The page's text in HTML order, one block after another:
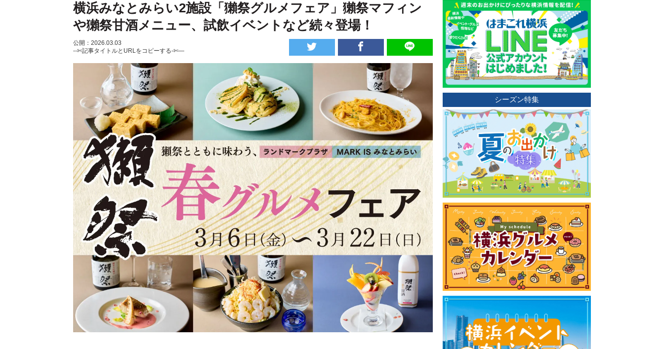
横浜みなとみらい2施設「獺祭グルメフェア」獺祭マフィン
や獺祭甘酒メニュー、試飲イベントなど続々登場！
公開：2026.03.03
--✄記事タイトルとURLをコピーする-✄—
シーズン特集